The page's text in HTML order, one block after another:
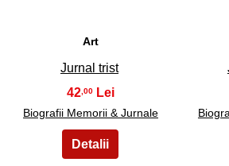
Art
Jurnal trist
42 ,00
Biografii Memorii & Jurnale